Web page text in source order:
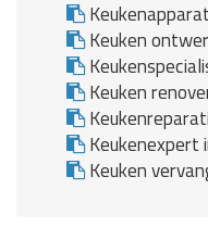
Keuken
Keuken
Keukenexpert
Keuken